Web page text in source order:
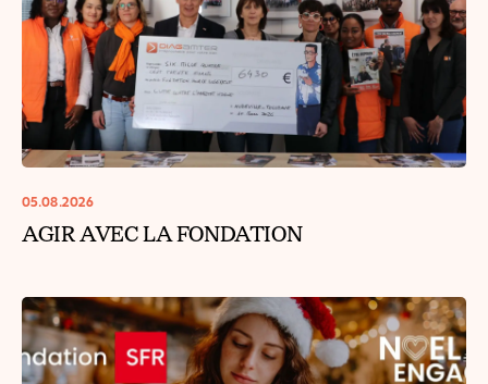
05.08.2026
AGIR AVEC LA FONDATION